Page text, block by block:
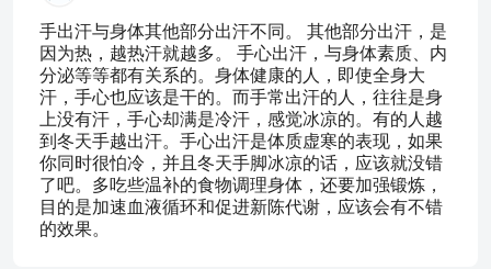
手出汗与身体其他部分出汗不同。 其他部分出汗，是
因为热，越热汗就越多。 手心出汗，与身体素质、内
分泌等等都有关系的。身体健康的人，即使全身大
汗，手心也应该是干的。而手常出汗的人，往往是身
上没有汗，手心却满是冷汗，感觉冰凉的。有的人越
到冬天手越出汗。手心出汗是体质虚寒的表现，如果
你同时很怕冷，并且冬天手脚冰凉的话，应该就没错
了吧。多吃些温补的食物调理身体，还要加强锻炼，
目的是加速血液循环和促进新陈代谢，应该会有不错
的效果。